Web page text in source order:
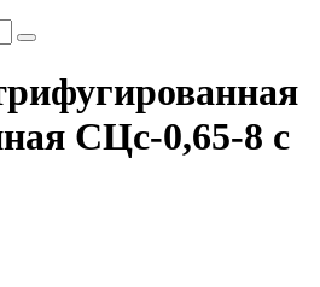
СЦс-0,65-8 с